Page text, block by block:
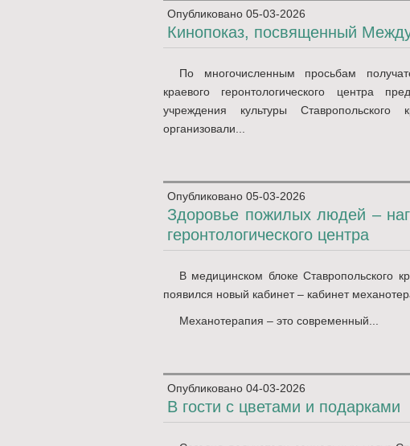
Опубликовано 05-03-2026
Кинопоказ, посвященный
По многочисленным просьбам
краевого геронтологического центра
учреждения культуры Ставропольского
организовали...
Опубликовано 05-03-2026
Здоровье пожилых людей –
геронтологического центра
В медицинском блоке Ставропольского
появился новый кабинет – кабинет
Механотерапия – это современный...
Опубликовано 04-03-2026
В гости с цветами и подарками